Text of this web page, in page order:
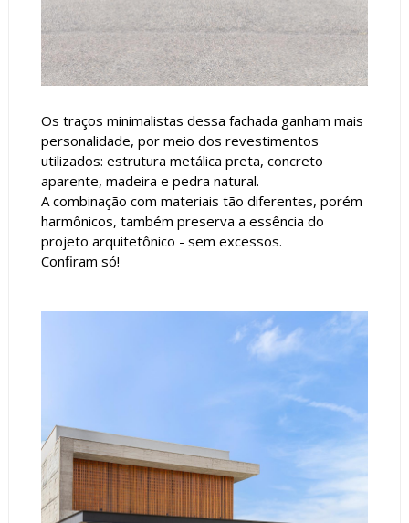
Os traços minimalistas dessa fachada ganham mais
personalidade, por meio dos revestimentos
utilizados: estrutura metálica preta, concreto
aparente, madeira e pedra natural.
A combinação com materiais tão diferentes, porém
harmônicos, também preserva a essência do
projeto arquitetônico - sem excessos.
Confiram só!